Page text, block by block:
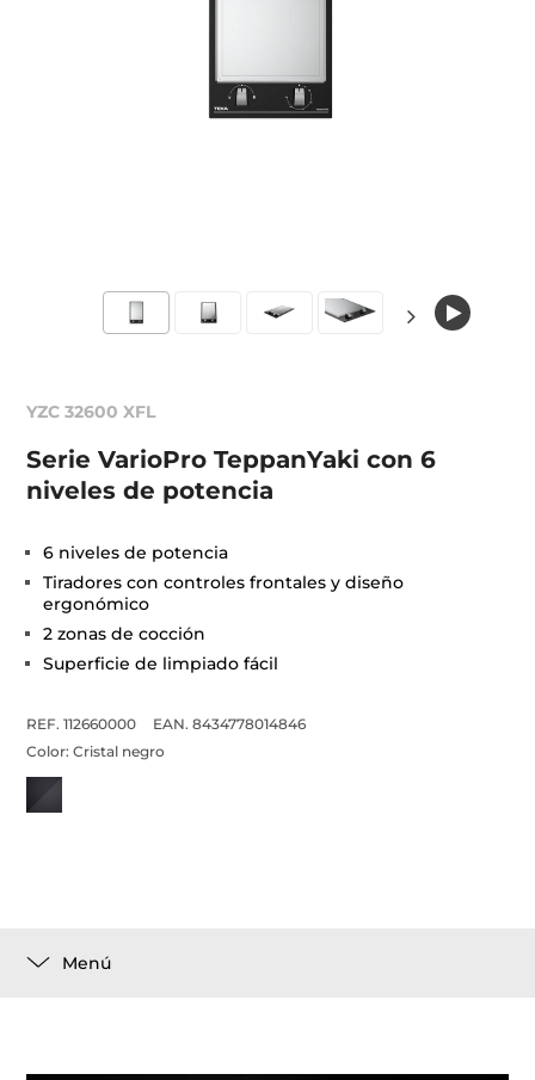
YZC 32600 XFL
Serie VarioPro TeppanYaki con 6
niveles de potencia
6 niveles de potencia
Tiradores con controles frontales y diseño
ergonómico
2 zonas de cocción
Superficie de limpiado fácil
REF. 112660000
EAN. 8434778014846
Color:Cristal negro
Menú